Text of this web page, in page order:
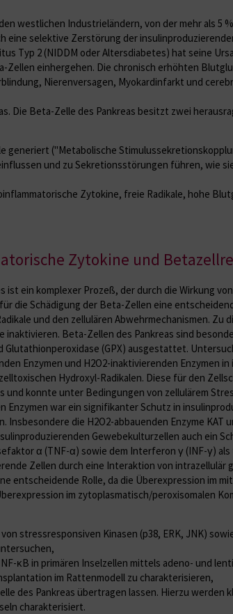
westlichen Industrieländern, von der mehr als 5
eine selektive Zerstörung der
Typ 2 (NIDDM oder Altersdiabetes) hat seine
einhergehen. Die chronisch erhöhten
Nierenversagen, Myokardinfarkt und
Die Beta-Zelle des Pankreas besitzt zwei
generiert ("Metabolische
und zu Sekretionsstörungen führen, wie
Zytokine, freie Radikale, hohe
Zytokine und
ein komplexer Prozeß, der durch die Wirkung
die Schädigung der Beta-Zellen eine
und den zellulä­ren Abwehrmechanismen. Zu
Beta-Zellen des Pankreas sind
Glutathion­peroxidase (GPX) ausgestattet.
Enzymen und H2O2-inaktivie­renden Enzymen
Hydroxyl-Radikalen. Diese für den
und konnte unter Bedingungen von zellulärem
war ein signifikanter Schutz in
die H2O2-abbauenden Enzyme KAT
Gewebekulturzellen auch ein
α (TNF-α) sowie dem Interferon γ (INF-γ)
Zellen durch eine Interaktion von intrazellulär
entscheidende Rolle, da die Überexpression im
im zytoplasmatisch/peroxisomalen
stressresponsiven Kinasen (p38, ERK, JNK)
κB in primären Inselzellen mittels adeno- und
im Rattenmodell zu charakterisieren,
des Pankreas übertragen lassen. Hierzu werden
charakterisiert.